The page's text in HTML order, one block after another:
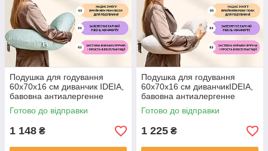
Подушка для годування
60х70х16 см диванчик IDEIA,
бавовна антиалергенне
волокно
Готово до відправки
1 148 ₴
Подушка для годування
60х70х16 см диванчикIDEIA,
бавовна антиалергенне
волокно
Готово до відправки
1 225 ₴